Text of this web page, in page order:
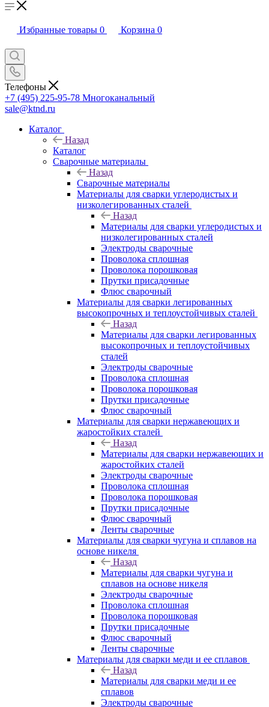
Избранные товары 0 Корзина 0
Телефоны
+7 (495) 225-95-78 Многоканальный
sale@ktnd.ru
Каталог
Назад
Каталог
Сварочные материалы
Назад
Сварочные материалы
Материалы для сварки углеродистых и
низколегированных сталей
Назад
Материалы для сварки углеродистых и
низколегированных сталей
Электроды сварочные
Проволока сплошная
Проволока порошковая
Прутки присадочные
Флюс сварочный
Материалы для сварки легированных
высокопрочных и теплоустойчивых сталей
Назад
Материалы для сварки легированных
высокопрочных и теплоустойчивых
сталей
Электроды сварочные
Проволока сплошная
Проволока порошковая
Прутки присадочные
Флюс сварочный
Материалы для сварки нержавеющих и
жаростойких сталей
Назад
Материалы для сварки нержавеющих и
жаростойких сталей
Электроды сварочные
Проволока сплошная
Проволока порошковая
Прутки присадочные
Флюс сварочный
Ленты сварочные
Материалы для сварки чугуна и сплавов на
основе никеля
Назад
Материалы для сварки чугуна и
сплавов на основе никеля
Электроды сварочные
Проволока сплошная
Проволока порошковая
Прутки присадочные
Флюс сварочный
Ленты сварочные
Материалы для сварки меди и ее сплавов
Назад
Материалы для сварки меди и ее
сплавов
Электроды сварочные